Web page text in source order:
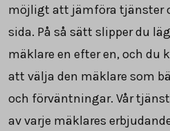
möjligt att jämföra tjänster
sida. På så sätt slipper du
mäklare en efter en, och du
att välja den mäklare som
och förväntningar. Vår
av varje mäklares